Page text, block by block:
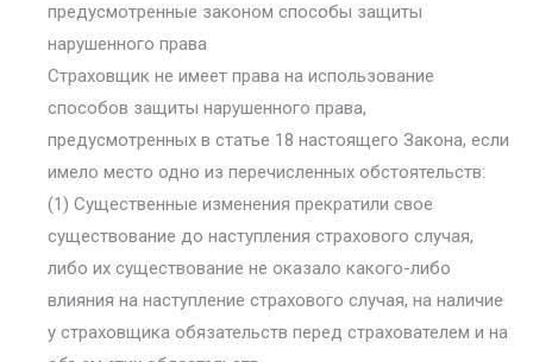
предусмотренные законом способы защиты
нарушенного права
Страховщик не имеет права на использование
способов защиты нарушенного права,
предусмотренных в статье 18 настоящего Закона, если
имело место одно из перечисленных обстоятельств:
(1) Существенные изменения прекратили свое
существование до наступления страхового случая,
либо их существование не оказало какого-либо
влияния на наступление страхового случая, на наличие
у страховщика обязательств перед страхователем и на